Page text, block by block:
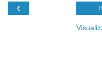
‹